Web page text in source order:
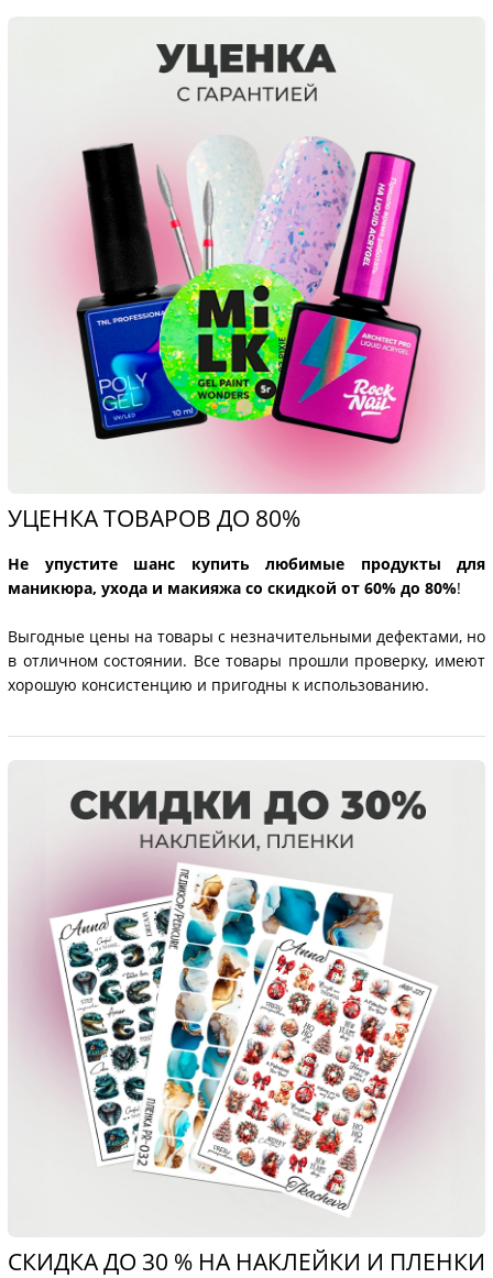
УЦЕНКА ТОВАРОВ ДО 80%
Не упустите шанс купить любимые продукты для
маникюра, ухода и макияжа со скидкой от 60% до 80%!
Выгодные цены на товары с незначительными дефектами, но
в отличном состоянии. Все товары прошли проверку, имеют
хорошую консистенцию и пригодны к использованию.
СКИДКА ДО 30 % НА НАКЛЕЙКИ И ПЛЕНКИ